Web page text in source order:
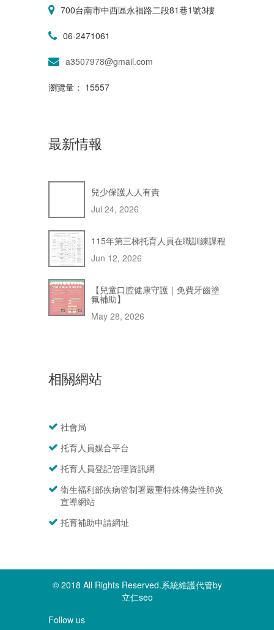
700台南市中西區永福路二段81巷1號3樓
06-2471061
a3507978@gmail.com
瀏覽量： 15557
最新情報
兒少保護人人有責
Jul 24, 2026
115年第三梯托育人員在職訓練課程
Jun 12, 2026
【兒童口腔健康守護｜免費牙齒塗
氟補助】
May 28, 2026
相關網站
社會局
托育人員媒合平台
托育人員登記管理資訊網
衛生福利部疾病管制署嚴重特殊傳染性肺炎
宣導網站
托育補助申請網址
© 2018 All Rights Reserved.系統維護代管by
立仁seo
Follow us